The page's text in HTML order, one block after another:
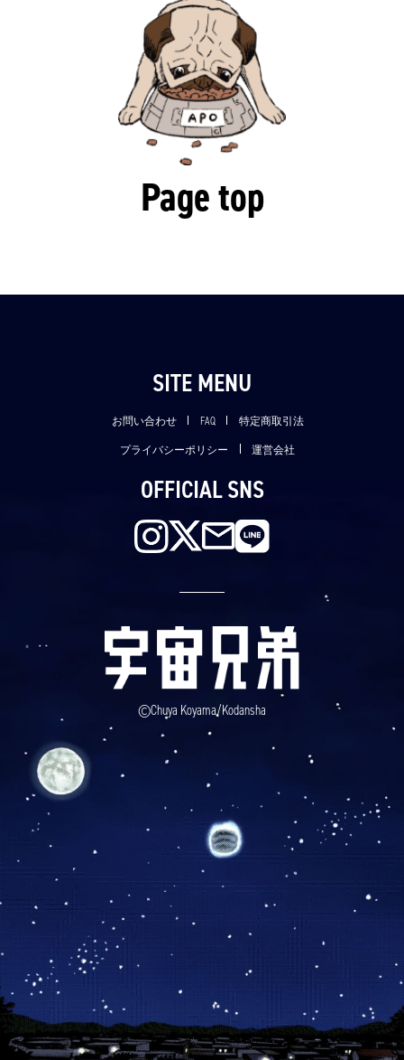
Page top
SITE MENU
お問い合わせ FAQ 特定商取引法
プライバシーポリシー 運営会社
OFFICIAL SNS
©Chuya Koyama/Kodansha